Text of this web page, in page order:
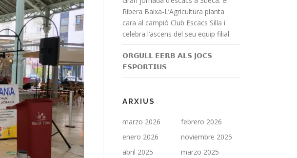
Ribera Baixa-L’Agricultura planta
cara al campió Club Escacs Silla i
celebra l’ascens del seu equip filial
𝗢𝗥𝗚𝗨𝗟𝗟 𝗘𝗘𝗥𝗕 𝗔𝗟𝗦 𝗝𝗢𝗖𝗦
𝗘𝗦𝗣𝗢𝗥𝗧𝗜𝗨𝗦
ARXIUS
marzo 2026
febrero 2026
enero 2026
noviembre 2025
abril 2025
marzo 2025